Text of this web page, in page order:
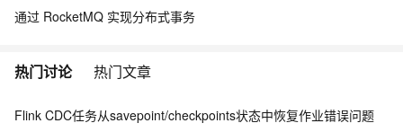
通过 RocketMQ 实现分布式事务
热门讨论 热门文章
Flink CDC任务从savepoint/checkpoints状态中恢复作业错误问题